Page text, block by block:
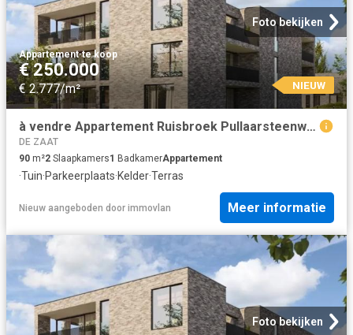
Foto bekijken
Appartement·te koop
€ 250.000
€ 2.777/m² NIEUW
à vendre Appartement Ruisbroek Pullaarsteenweg
DE ZAAT
90 m²2 Slaapkamers1 BadkamerAppartement
·Tuin·Parkeerplaats·Kelder·Terras
Nieuw aangeboden door immovlan Meer informatie
Foto bekijken